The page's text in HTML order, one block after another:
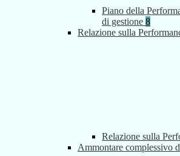
Piano della
di gestione 8
Relazione sulla
Relazione sulla
Ammontare complessivo